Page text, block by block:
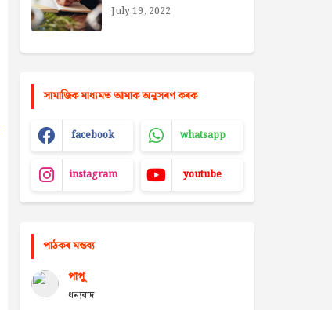
July 19, 2022
সামাজিক মাধ্যমত আমাক অনুসৰণ কৰক
facebook whatsapp
instagram youtube
পাঠকৰ মন্তব্য
পাপু
ধন্যবাদ